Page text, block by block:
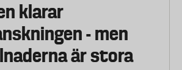
klarar
- men
är stora